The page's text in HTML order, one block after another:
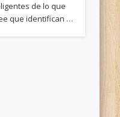
de lo que
que identifican …